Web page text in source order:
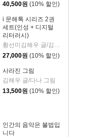
40,500원 (10% 할인)
i 문해톡 시리즈 2권
세트(인성 + 디지털
리터러시)
황선미김해우 글/김현영다나 그림
27,000원 (10% 할인)
사라진 그림
김해우 글/다나 그림
13,500원 (10% 할인)
인간의 음악은 불법입
니다